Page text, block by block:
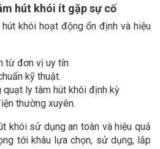
hút khói ít gặp sự cố
khói hoạt động ổn định và hiệu
từ đơn vị uy tín
kỹ thuật.
quạt ly tâm hút khói định kỳ
thường xuyên.
khói sử dụng an toàn và hiệu quả
tới khâu lựa chọn, sử dụng, lắp